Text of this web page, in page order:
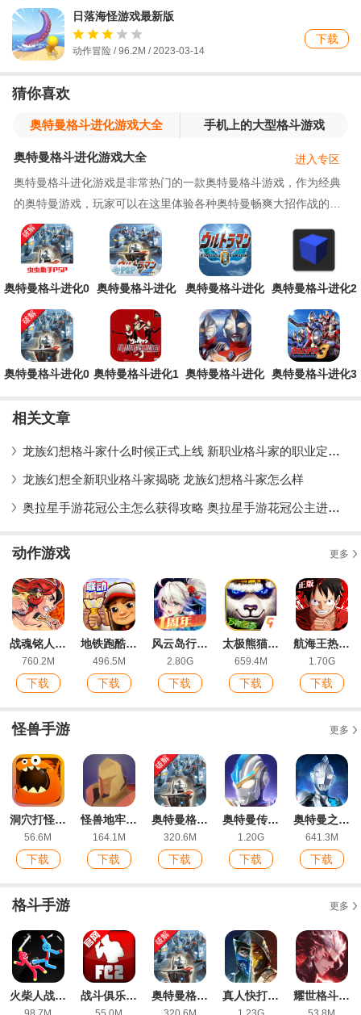
日落海怪游戏最新版
动作冒险 / 96.2M / 2023-03-14
下载
猜你喜欢
奥特曼格斗进化游戏大全 手机上的大型格斗游戏
奥特曼格斗进化游戏大全
奥特曼格斗进化游戏是非常热门的一款奥特曼格斗游戏，作为经典
的奥特曼游戏，玩家可以在这里体验各种奥特曼畅爽大招作战的乐
趣，奥特曼格斗进化0破解版全人物版、奥特曼格斗进化零内置菜单
功能版、奥特曼格斗进化1金手指版、奥特曼格斗进化2优化版等多
个版本都可以在这里下载，让你可以畅快体验游戏乐趣，欢迎小伙
伴们前来本页面下载！
进入专区
奥特曼格斗进化0 奥特曼格斗进化
奥特曼格斗进化
版
奥特曼格斗进化2
奥特曼格斗进化0 奥特曼格斗进化1 奥特曼格斗进化 奥特曼格斗进化3
相关文章
龙族幻想格斗家什么时候正式上线 新职业格斗家的职业定位详解
龙族幻想全新职业格斗家揭晓 龙族幻想格斗家怎么样
奥拉星手游花冠公主怎么获得攻略 奥拉星手游花冠公主进化攻略
动作游戏 更多
战魂铭人手游官方版
760.2M
下载
地铁跑酷最新版
496.5M
下载
风云岛行动IOS版
2.80G
下载
太极熊猫九游版
659.4M
下载
航海王热血航线官方版
1.70G
下载
怪兽手游 更多
洞穴打怪兽最新IOS版手游
56.6M
下载
怪兽地牢最新ios版
164.1M
下载
奥特曼格斗进化0无限人物版游戏
320.6M
下载
奥特曼传奇英雄手游最新版
1.20G
下载
奥特曼之格斗超人手游安卓版
641.3M
下载
格斗手游 更多
火柴人战争格斗游戏最新ios版 战斗俱乐部3D游戏手机版Fighting Combat revolt 奥特曼格斗进化0无限人物版游戏 真人快打移动版(MORTAL KOMBAT) 耀世格斗手游最新版